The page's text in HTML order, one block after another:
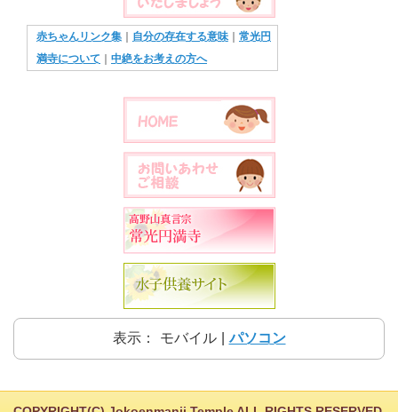
赤ちゃんリンク集 自分の存在する意味
常光円
満寺について
中絶をお考えの方へ
表示： モバイル パソコン